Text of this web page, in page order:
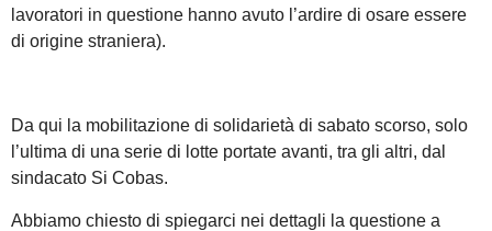
lavoratori in questione hanno avuto l’ardire di osare essere
di origine straniera).
Da qui la mobilitazione di solidarietà di sabato scorso, solo
l’ultima di una serie di lotte portate avanti, tra gli altri, dal
sindacato Si Cobas.
Abbiamo chiesto di spiegarci nei dettagli la questione a